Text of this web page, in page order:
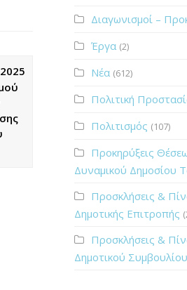
Διαγωνισμοί –
Έργα (2)
Νέα (612)
Πολιτική
Πολιτισμός (107)
Προκηρύξεις
Δυναμικού Δημοσίου
Προσκλήσεις &
Δημοτικής Επιτροπής
Προσκλήσεις &
Δημοτικού Συμβουλίου